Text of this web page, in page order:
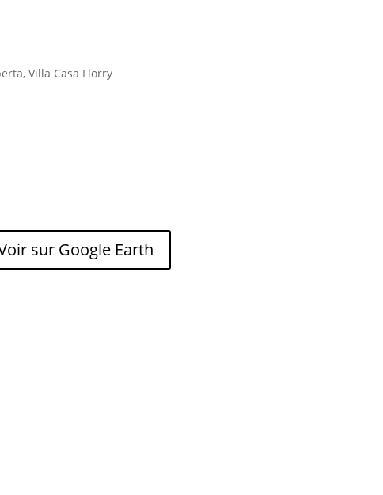
Villa Casa Florry
sur Google Earth